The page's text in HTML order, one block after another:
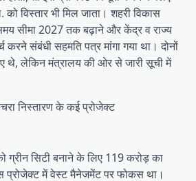
को विस्तार भी मिल जाता। शहरी विकास
सीमा 2027 तक बढ़ाने और केंद्र व राज्य
संबंधी सहमति पत्र मांगा गया था। दोनों
थे, लेकिन मंत्रालय की ओर से जारी सूची में
निस्तारण के कई प्रोजेक्ट
ग्रीन सिटी बनाने के लिए 119 करोड़ का
प्रोजेक्ट में वेस्ट मैनेजमेंट पर फोकस था।